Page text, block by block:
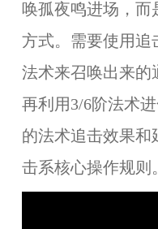
唤孤夜鸣进场，而
方式。需要使用追
法术来召唤出来的
再利用3/6阶法术
的法术追击效果和
击系核心操作规则